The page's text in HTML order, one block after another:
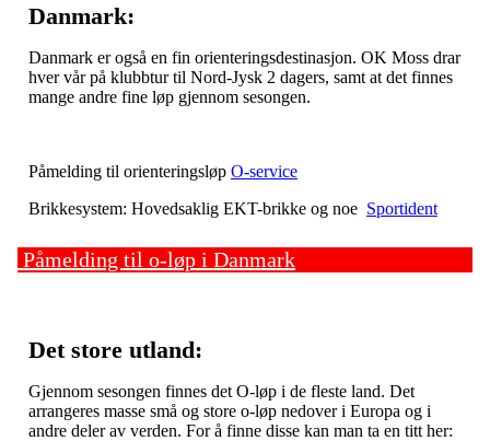
Danmark:
Danmark er også en fin orienteringsdestinasjon. OK Moss drar
hver vår på klubbtur til Nord-Jysk 2 dagers, samt at det finnes
mange andre fine løp gjennom sesongen.
Påmelding til orienteringsløp O-service
Brikkesystem: Hovedsaklig EKT-brikke og noe Sportident
Påmelding til o-løp i Danmark
Det store utland:
Gjennom sesongen finnes det O-løp i de fleste land. Det
arrangeres masse små og store o-løp nedover i Europa og i
andre deler av verden. For å finne disse kan man ta en titt her: